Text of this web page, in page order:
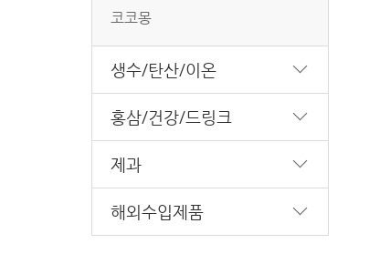
코코몽
생수/탄산/이온
홍삼/건강/드링크
제과
해외수입제품